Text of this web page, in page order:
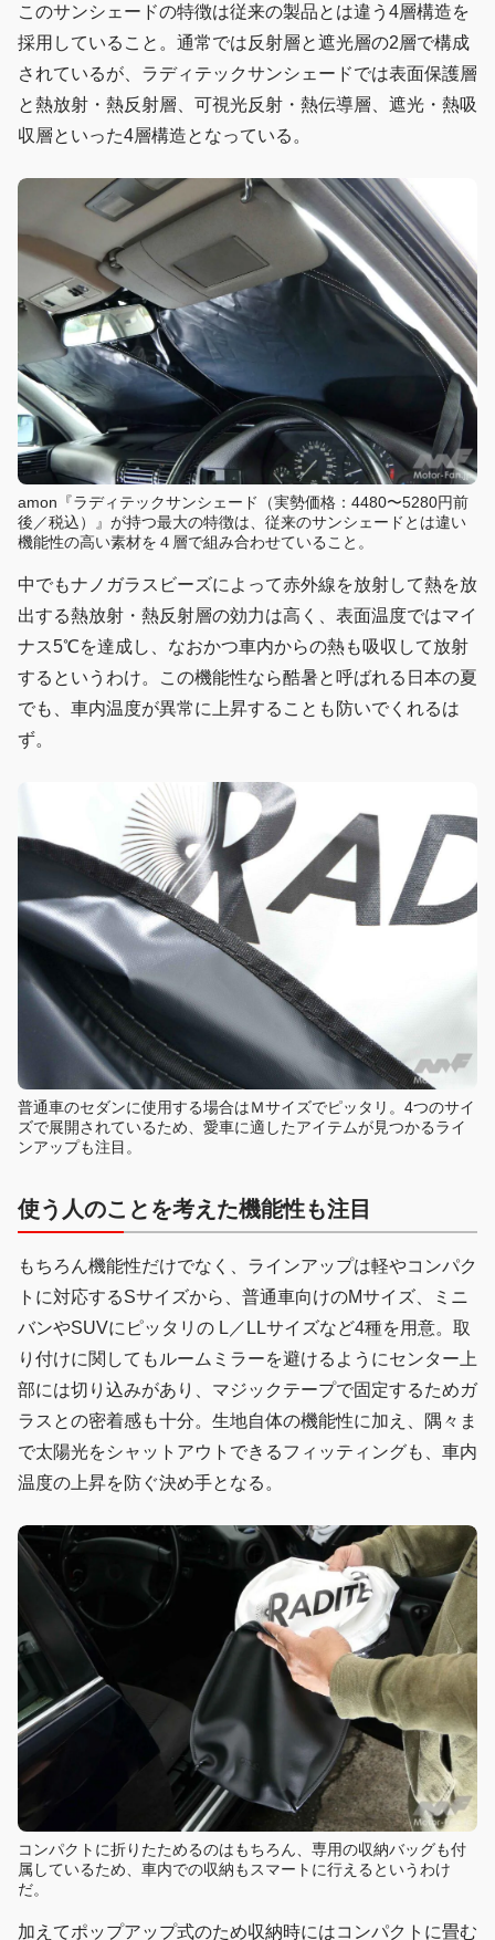
このサンシェードの特徴は従来の製品とは違う4層構造を
採用していること。通常では反射層と遮光層の2層で構成
されているが、ラディテックサンシェードでは表面保護層
と熱放射・熱反射層、可視光反射・熱伝導層、遮光・熱吸
収層といった4層構造となっている。
amon『ラディテックサンシェード（実勢価格：4480〜5280円前
後／税込）』が持つ最大の特徴は、従来のサンシェードとは違い
機能性の高い素材を４層で組み合わせていること。
中でもナノガラスビーズによって赤外線を放射して熱を放
出する熱放射・熱反射層の効力は高く、表面温度ではマイ
ナス5℃を達成し、なおかつ車内からの熱も吸収して放射
するというわけ。この機能性なら酷暑と呼ばれる日本の夏
でも、車内温度が異常に上昇することも防いでくれるは
ず。
普通車のセダンに使用する場合はＭサイズでピッタリ。4つのサイ
ズで展開されているため、愛車に適したアイテムが見つかるライ
ンアップも注目。
使う人のことを考えた機能性も注目
もちろん機能性だけでなく、ラインアップは軽やコンパク
トに対応するSサイズから、普通車向けのMサイズ、ミニ
バンやSUVにピッタリの L／LLサイズなど4種を用意。取
り付けに関してもルームミラーを避けるようにセンター上
部には切り込みがあり、マジックテープで固定するためガ
ラスとの密着感も十分。生地自体の機能性に加え、隅々ま
で太陽光をシャットアウトできるフィッティングも、車内
温度の上昇を防ぐ決め手となる。
コンパクトに折りたためるのはもちろん、専用の収納バッグも付
属しているため、車内での収納もスマートに行えるというわけ
だ。
加えてポップアップ式のため収納時にはコンパクトに畳む